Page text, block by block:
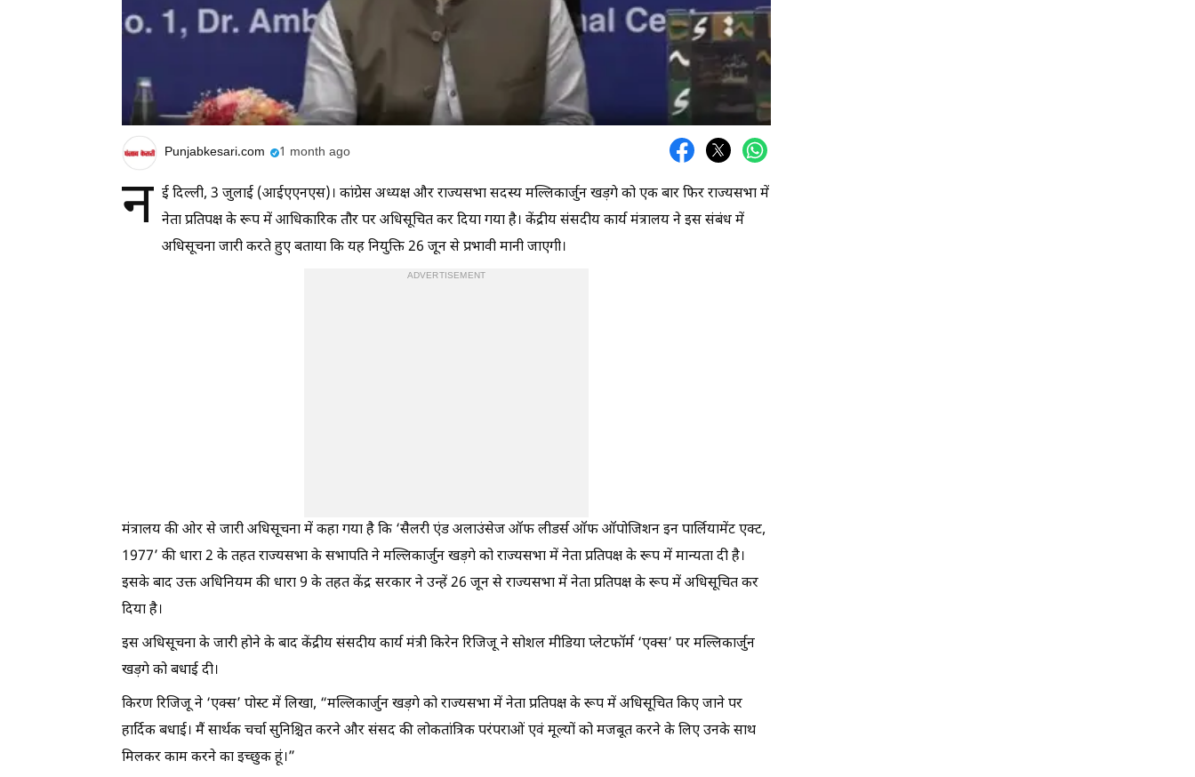
Punjabkesari.com 1 month ago
न ई दिल्ली, 3 जुलाई (आईएएनएस)। कांग्रेस अध्यक्ष और राज्यसभा सदस्य मल्लिकार्जुन खड़गे को एक बार फिर राज्यसभा में
नेता प्रतिपक्ष के रूप में आधिकारिक तौर पर अधिसूचित कर दिया गया है। केंद्रीय संसदीय कार्य मंत्रालय ने इस संबंध में
अधिसूचना जारी करते हुए बताया कि यह नियुक्ति 26 जून से प्रभावी मानी जाएगी।
ADVERTISEMENT
मंत्रालय की ओर से जारी अधिसूचना में कहा गया है कि ‘सैलरी एंड अलाउंसेज ऑफ लीडर्स ऑफ ऑपोजिशन इन पार्लियामेंट एक्ट,
1977’ की धारा 2 के तहत राज्यसभा के सभापति ने मल्लिकार्जुन खड़गे को राज्यसभा में नेता प्रतिपक्ष के रूप में मान्यता दी है।
इसके बाद उक्त अधिनियम की धारा 9 के तहत केंद्र सरकार ने उन्हें 26 जून से राज्यसभा में नेता प्रतिपक्ष के रूप में अधिसूचित कर
दिया है।
इस अधिसूचना के जारी होने के बाद केंद्रीय संसदीय कार्य मंत्री किरेन रिजिजू ने सोशल मीडिया प्लेटफॉर्म ‘एक्स’ पर मल्लिकार्जुन
खड़गे को बधाई दी।
किरण रिजिजू ने ‘एक्स’ पोस्ट में लिखा, “मल्लिकार्जुन खड़गे को राज्यसभा में नेता प्रतिपक्ष के रूप में अधिसूचित किए जाने पर
हार्दिक बधाई। मैं सार्थक चर्चा सुनिश्चित करने और संसद की लोकतांत्रिक परंपराओं एवं मूल्यों को मजबूत करने के लिए उनके साथ
मिलकर काम करने का इच्छुक हूं।”